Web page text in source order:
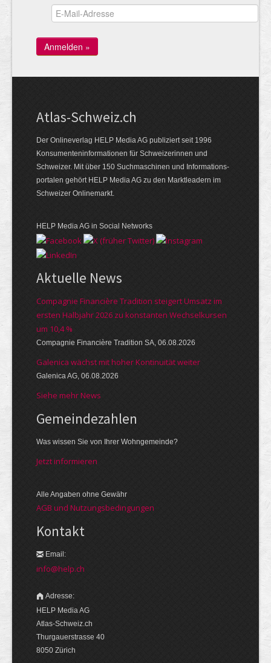
Atlas-Schweiz.ch
Der Onlineverlag HELP Media AG publiziert seit 1996
Konsumenten­infor­mationen für Schwei­zerinnen und
Schweizer. Mit über 150 Such­ma­schinen und Infor­mations­
portalen gehört HELP Media AG zu den Markt­leadern im
Schweizer Onlinemarkt.
HELP Media AG in Social Networks
Aktuelle News
Compagnie Financière Tradition steigert Umsatz im
ersten Halbjahr 2026 zu konstanten Wechselkursen
um 10,4 %
Compagnie Financière Tradition SA, 06.08.2026
Galenica wächst mit hoher Kontinuität weiter
Galenica AG, 06.08.2026
Siehe mehr News
Gemeinde­zahlen
Was wissen Sie von Ihrer Wohngemeinde?
Jetzt informieren
Alle Angaben ohne Gewähr
AGB und Nutzungsbedingungen
Kontakt
Email:
info@help.ch
Adresse:
HELP Media AG
Atlas-Schweiz.ch
Thurgauerstrasse 40
8050 Zürich